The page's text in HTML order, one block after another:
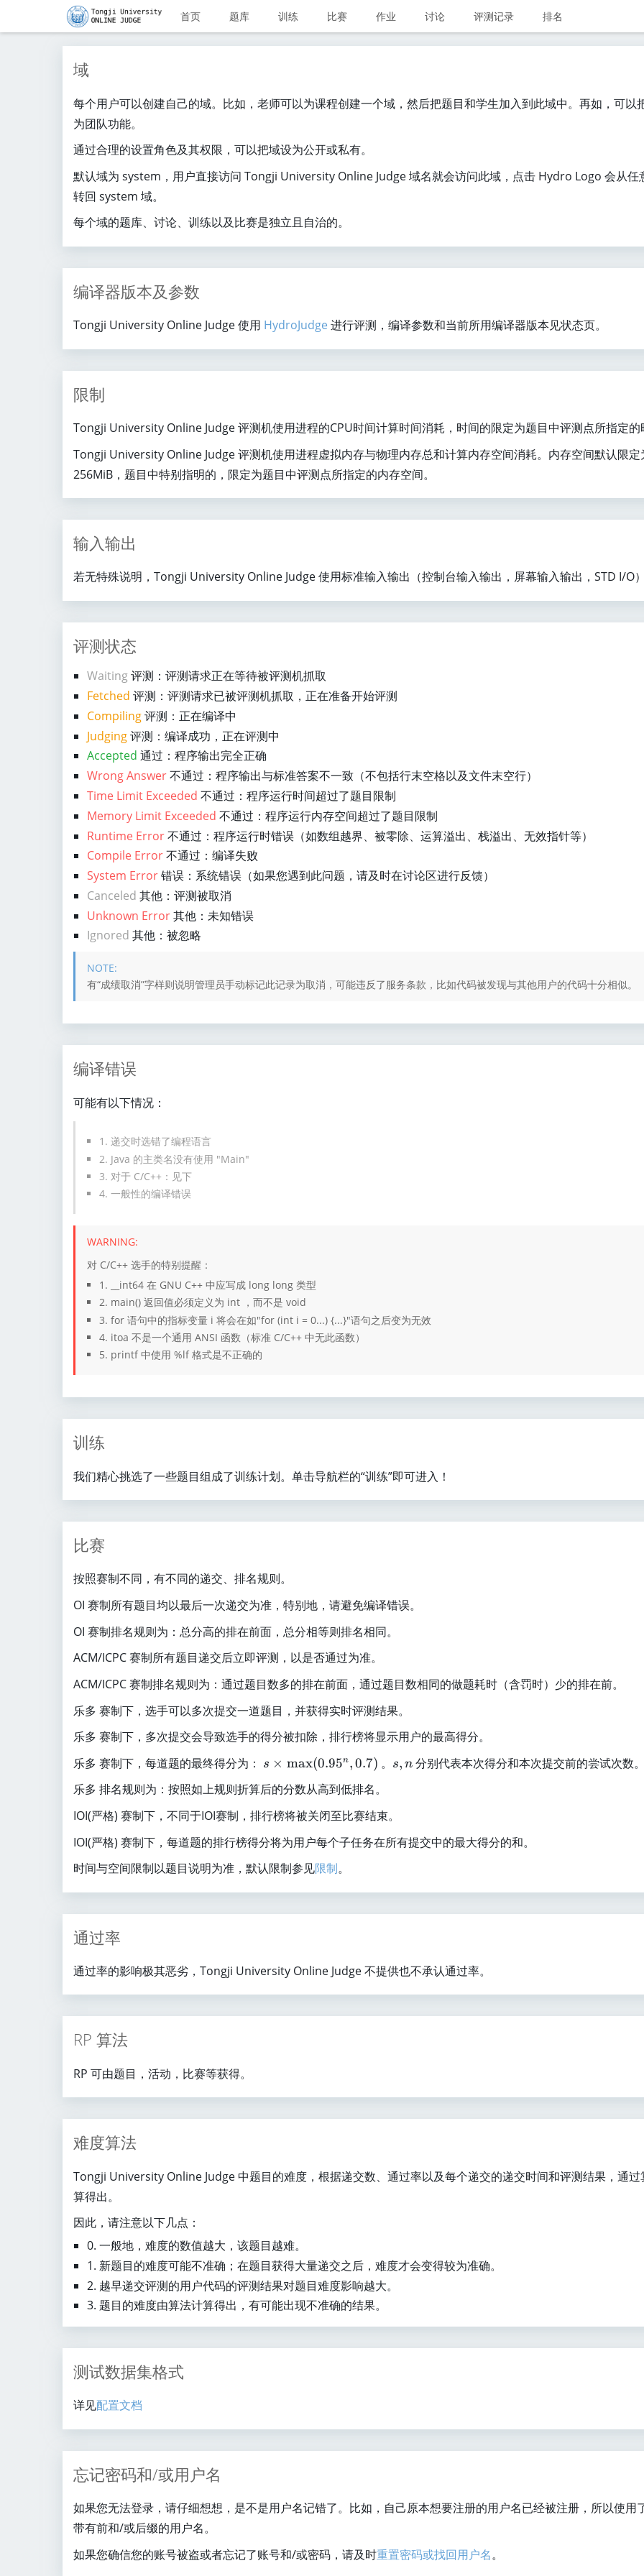
首页 题库 训练 比赛 作业 讨论 评测记录 排名
域
每个用户可以创建自己的域。比如，老师可以为课程创建一个域，然后把题目和学生加入到此域中。再如，可以
为团队功能。
通过合理的设置角色及其权限，可以把域设为公开或私有。
默认域为 system，用户直接访问 Tongji University Online Judge 域名就会访问此域，点击 Hydro Logo 会从任
转回 system 域。
每个域的题库、讨论、训练以及比赛是独立且自治的。
编译器版本及参数
Tongji University Online Judge 使用 HydroJudge 进行评测，编译参数和当前所用编译器版本见状态页。
限制
Tongji University Online Judge 评测机使用进程的CPU时间计算时间消耗，时间的限定为题目中评测点所指定的
Tongji University Online Judge 评测机使用进程虚拟内存与物理内存总和计算内存空间消耗。内存空间默认限定
256MiB，题目中特别指明的，限定为题目中评测点所指定的内存空间。
输入输出
若无特殊说明，Tongji University Online Judge 使用标准输入输出（控制台输入输出，屏幕输入输出，STD I/O
评测状态
Waiting评测：评测请求正在等待被评测机抓取
Fetched 评测：评测请求已被评测机抓取，正在准备开始评测
Compiling评测：正在编译中
Judging评测：编译成功，正在评测中
Accepted 通过：程序输出完全正确
Wrong Answer不通过：程序输出与标准答案不一致（不包括行末空格以及文件末空行）
Time Limit Exceeded 不通过：程序运行时间超过了题目限制
Memory Limit Exceeded 不通过：程序运行内存空间超过了题目限制
Runtime Error不通过：程序运行时错误（如数组越界、被零除、运算溢出、栈溢出、无效指针等）
Compile Error不通过：编译失败
System Error错误：系统错误（如果您遇到此问题，请及时在讨论区进行反馈）
Canceled 其他：评测被取消
Unknown Error其他：未知错误
Ignored 其他：被忽略
有“成绩取消”字样则说明管理员手动标记此记录为取消，可能违反了服务条款，比如代码被发现与其他用户的代码十分相似。
编译错误
可能有以下情况：
1. 递交时选错了编程语言
2. Java 的主类名没有使用 "Main"
3. 对于 C/C++：见下
4. 一般性的编译错误
对 C/C++ 选手的特别提醒：
1. __int64 在 GNU C++ 中应写成 long long 类型
2. main() 返回值必须定义为 int ，而不是 void
3. for 语句中的指标变量 i 将会在如"for (int i = 0...) {...}"语句之后变为无效
4. itoa 不是一个通用 ANSI 函数（标准 C/C++ 中无此函数）
5. printf 中使用 %lf 格式是不正确的
训练
我们精心挑选了一些题目组成了训练计划。单击导航栏的“训练”即可进入！
比赛
按照赛制不同，有不同的递交、排名规则。
OI 赛制所有题目均以最后一次递交为准，特别地，请避免编译错误。
OI 赛制排名规则为：总分高的排在前面，总分相等则排名相同。
ACM/ICPC 赛制所有题目递交后立即评测，以是否通过为准。
ACM/ICPC 赛制排名规则为：通过题目数多的排在前面，通过题目数相同的做题耗时（含罚时）少的排在前。
乐多 赛制下，选手可以多次提交一道题目，并获得实时评测结果。
乐多 赛制下，多次提交会导致选手的得分被扣除，排行榜将显示用户的最高得分。
乐多 赛制下，每道题的最终得分为： s
ti
m
es
\
m
a
x
^
{
s × max(0.95n,0.7) 。 s
s, n分别代表本次得分和本次提交前的尝试次数
乐多 排名规则为：按照如上规则折算后的分数从高到低排名。
IOI(严格) 赛制下，不同于IOI赛制，排行榜将被关闭至比赛结束。
IOI(严格) 赛制下，每道题的排行榜得分将为用户每个子任务在所有提交中的最大得分的和。
时间与空间限制以题目说明为准，默认限制参见限制。
通过率
通过率的影响极其恶劣，Tongji University Online Judge 不提供也不承认通过率。
RP 算法
RP 可由题目，活动，比赛等获得。
难度算法
Tongji University Online Judge 中题目的难度，根据递交数、通过率以及每个递交的递交时间和评测结果，通过
算得出。
因此，请注意以下几点：
0. 一般地，难度的数值越大，该题目越难。
1. 新题目的难度可能不准确；在题目获得大量递交之后，难度才会变得较为准确。
2. 越早递交评测的用户代码的评测结果对题目难度影响越大。
3. 题目的难度由算法计算得出，有可能出现不准确的结果。
测试数据集格式
详见配置文档
忘记密码和/或用户名
如果您无法登录，请仔细想想，是不是用户名记错了。比如，自己原本想要注册的用户名已经被注册，所以使用
带有前和/或后缀的用户名。
如果您确信您的账号被盗或者忘记了账号和/或密码，请及时重置密码或找回用户名。